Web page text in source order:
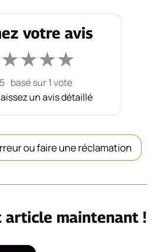
votre avis
★★★★
· basé sur 1 vote
un avis détaillé
ou faire une réclamation
article maintenant !